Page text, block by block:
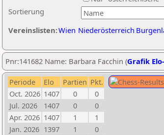
Sortierung
Vereinslisten:Wien Niederösterreich
Pnr:141682 Name: Barbara Facchin (Grafik
Periode Elo Partien Pkt.
Oct. 2026 1407 0
0
Jul. 2026
1407 0
0
Apr. 2026 1407 1
1
Jan. 2026 1397 1
0